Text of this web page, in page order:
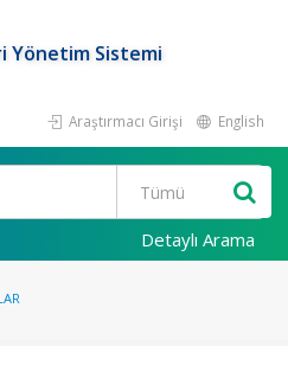
Yönetim Sistemi
Araştırmacı Girişi English
Detaylı Arama